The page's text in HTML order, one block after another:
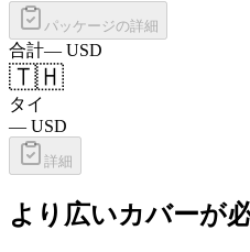
パッケージの詳細
合計— USD
🇹🇭
タイ
— USD
詳細
より広いカバーが